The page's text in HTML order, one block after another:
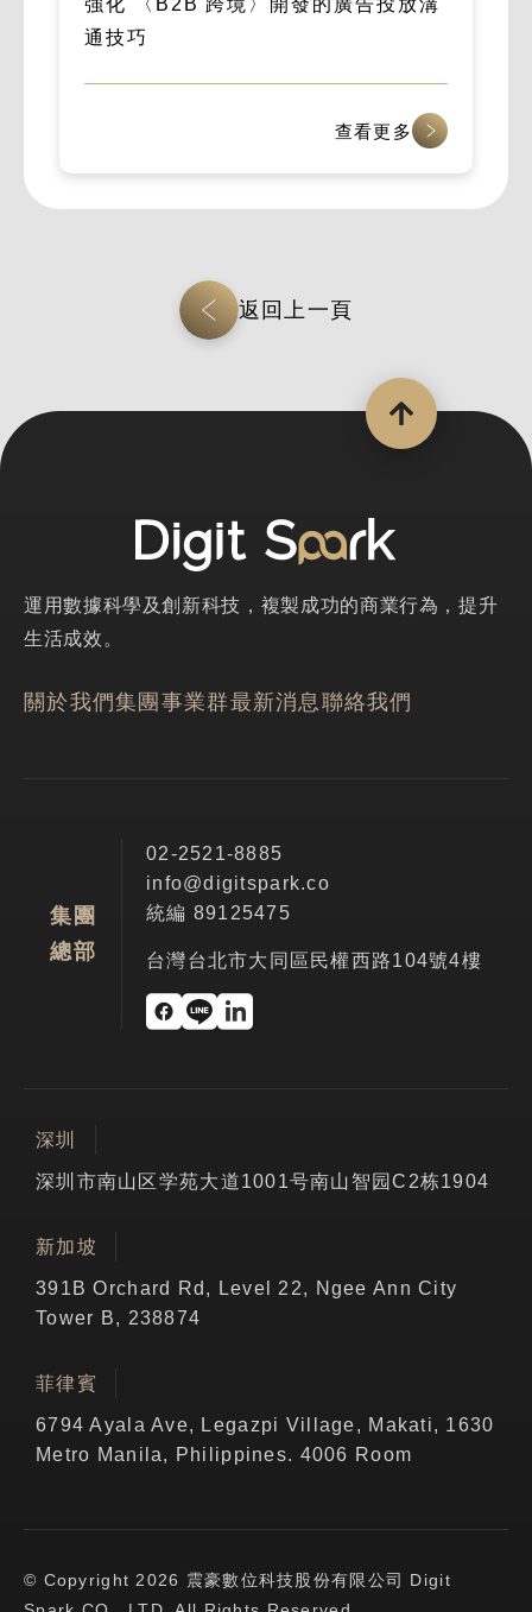
強化 〈B2B 跨境〉開發的廣告投放溝
通技巧
查看更多
返回上一頁
運用數據科學及創新科技，複製成功的商業行為，提升
生活成效。
關於我們集團事業群最新消息聯絡我們
集團
總部
02-2521-8885
info@digitspark.co
統編 89125475
台灣台北市大同區民權西路104號4樓
深圳
深圳市南山区学苑大道1001号南山智园C2栋1904
新加坡
391B Orchard Rd, Level 22, Ngee Ann City
Tower B, 238874
菲律賓
6794 Ayala Ave, Legazpi Village, Makati, 1630
Metro Manila, Philippines. 4006 Room
© Copyright 2026 震豪數位科技股份有限公司 Digit